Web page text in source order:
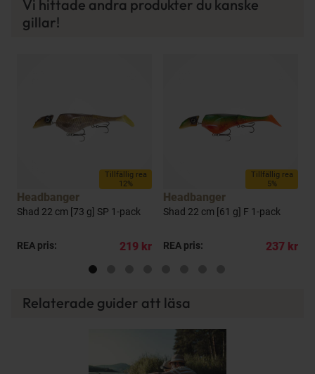
Vi hittade andra produkter du kanske
gillar!
Tillfällig rea
12%
Headbanger
Shad 22 cm [73 g] SP 1-pack
REA pris: 219 kr
Tillfällig rea
5%
Headbanger
Shad 22 cm [61 g] F 1-pack
REA pris: 237 kr
Relaterade guider att läsa